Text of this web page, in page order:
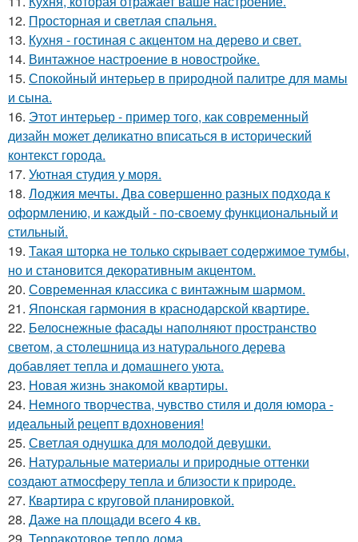
12. Просторная и светлая спальня.
13. Кухня - гостиная с акцентом на дерево и свет.
14. Винтажное настроение в новостройке.
15. Спокойный интерьер в природной палитре для мамы
и сына.
16. Этот интерьер - пример того, как современный
дизайн может деликатно вписаться в исторический
контекст города.
17. Уютная студия у моря.
18. Лоджия мечты. Два совершенно разных подхода к
оформлению, и каждый - по-своему функциональный и
стильный.
19. Такая шторка не только скрывает содержимое тумбы,
но и становится декоративным акцентом.
20. Современная классика с винтажным шармом.
21. Японская гармония в краснодарской квартире.
22. Белоснежные фасады наполняют пространство
светом, а столешница из натурального дерева
добавляет тепла и домашнего уюта.
23. Новая жизнь знакомой квартиры.
24. Немного творчества, чувство стиля и доля юмора -
идеальный рецепт вдохновения!
25. Светлая однушка для молодой девушки.
26. Натуральные материалы и природные оттенки
создают атмосферу тепла и близости к природе.
27. Квартира с круговой планировкой.
28. Даже на площади всего 4 кв.